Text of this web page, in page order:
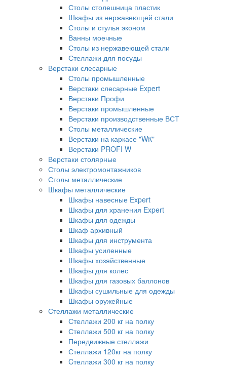
Столы столешница пластик
Шкафы из нержавеющей стали
Столы и стулья эконом
Ванны моечные
Столы из нержавеющей стали
Стеллажи для посуды
Верстаки слесарные
Столы промышленные
Верстаки слесарные Expert
Верстаки Профи
Верстаки промышленные
Верстаки производственные ВСТ
Столы металлические
Верстаки на каркасе "WК"
Верстаки PROFI W
Верстаки столярные
Столы электромонтажников
Столы металлические
Шкафы металлические
Шкафы навесные Expert
Шкафы для хранения Expert
Шкафы для одежды
Шкаф архивный
Шкафы для инструмента
Шкафы усиленные
Шкафы хозяйственные
Шкафы для колес
Шкафы для газовых баллонов
Шкафы сушильные для одежды
Шкафы оружейные
Стеллажи металлические
Стеллажи 200 кг на полку
Стеллажи 500 кг на полку
Передвижные стеллажи
Стеллажи 120кг на полку
Cтеллажи 300 кг на полку